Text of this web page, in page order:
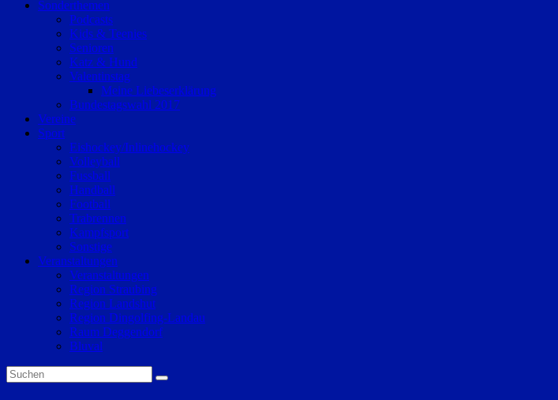
Sonderthemen
Podcasts
Kids & Teenies
Senioren
Katz & Hund
Valentinstag
Meine Liebeserklärung
Bundestagswahl 2017
Vereine
Sport
Eishockey/Inlinehockey
Volleyball
Fussball
Handball
Football
Trabrennen
Kampfsport
Sonstige
Veranstaltungen
Veranstaltungen
Region Straubing
Region Landshut
Region Dingolfing-Landau
Raum Deggendorf
Bluval